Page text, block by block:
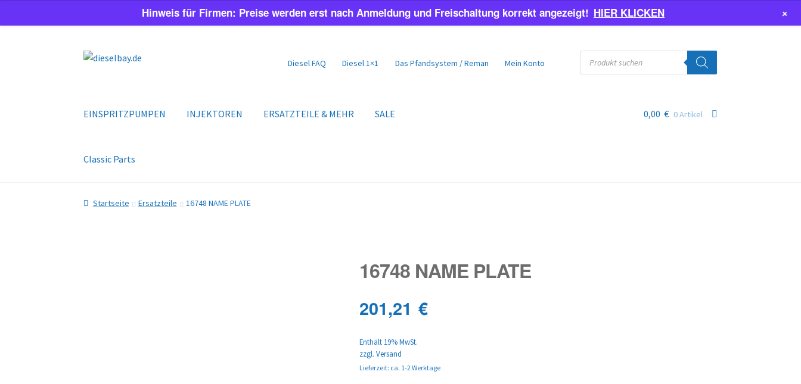
Zur
Zum
Diesel FAQ Diesel 1×1 Das Pfandsystem / Reman Mein Konto
Products
search
EINSPRITZPUMPEN INJEKTOREN ERSATZTEILE & MEHR SALE
Classic Parts
0,00 € 0 Artikel
Startseite Ersatzteile 16748 NAME PLATE
16748 NAME PLATE
201,21 €
Enthält 19% MwSt.
zzgl. Versand
Lieferzeit: ca. 1-2 Werktage
Hinweis für Firmen: Preise werden erst nach Anmeldung und Freischaltung korrekt angezeigt! HIER KLICKEN +